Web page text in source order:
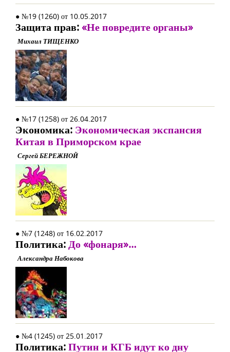
● №19 (1260) от 10.05.2017
Защита прав:«Не повредите органы»
Михаил ТИЩЕНКО
● №17 (1258) от 26.04.2017
Экономика: Экономическая экспансия
Китая в Приморском крае
Сергей БЕРЕЖНОЙ
● №7 (1248) от 16.02.2017
Политика:До «фонаря»…
Александра Набокова
● №4 (1245) от 25.01.2017
Политика:Путин и КГБ идут ко дну